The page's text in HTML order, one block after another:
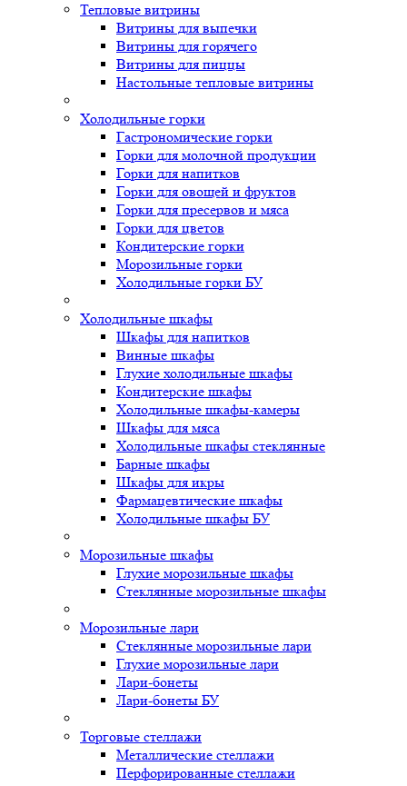
Тепловые витрины
Витрины для выпечки
Витрины для горячего
Витрины для пиццы
Настольные тепловые витрины
Холодильные горки
Гастрономические горки
Горки для молочной продукции
Горки для напитков
Горки для овощей и фруктов
Горки для пресервов и мяса
Горки для цветов
Кондитерские горки
Морозильные горки
Холодильные горки БУ
Холодильные шкафы
Шкафы для напитков
Винные шкафы
Глухие холодильные шкафы
Кондитерские шкафы
Холодильные шкафы-камеры
Шкафы для мяса
Холодильные шкафы стеклянные
Барные шкафы
Шкафы для икры
Фармацевтические шкафы
Холодильные шкафы БУ
Морозильные шкафы
Глухие морозильные шкафы
Стеклянные морозильные шкафы
Морозильные лари
Стеклянные морозильные лари
Глухие морозильные лари
Лари-бонеты
Лари-бонеты БУ
Торговые стеллажи
Металлические стеллажи
Перфорированные стеллажи